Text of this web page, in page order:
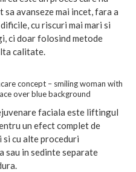
avanseze mai incet, fara a
cu riscuri mai mari si
ci doar folosind metode
calitate.
concept – smiling woman with
over blue background
faciala este liftingul
un efect complet de
cu alte proceduri
sau in sedinte separate